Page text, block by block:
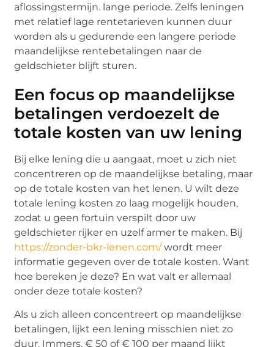
aflossingstermijn. lange periode. Zelfs leningen
met relatief lage rentetarieven kunnen duur
worden als u gedurende een langere periode
maandelijkse rentebetalingen naar de
geldschieter blijft sturen.
Een focus op maandelijkse
betalingen verdoezelt de
totale kosten van uw lening
Bij elke lening die u aangaat, moet u zich niet
concentreren op de maandelijkse betaling, maar
op de totale kosten van het lenen. U wilt deze
totale lening kosten zo laag mogelijk houden,
zodat u geen fortuin verspilt door uw
geldschieter rijker en uzelf armer te maken. Bij
https://zonder-bkr-lenen.com/wordt meer
informatie gegeven over de totale kosten. Want
hoe bereken je deze? En wat valt er allemaal
onder deze totale kosten?
Als u zich alleen concentreert op maandelijkse
betalingen, lijkt een lening misschien niet zo
duur. Immers, € 50 of € 100 per maand lijkt